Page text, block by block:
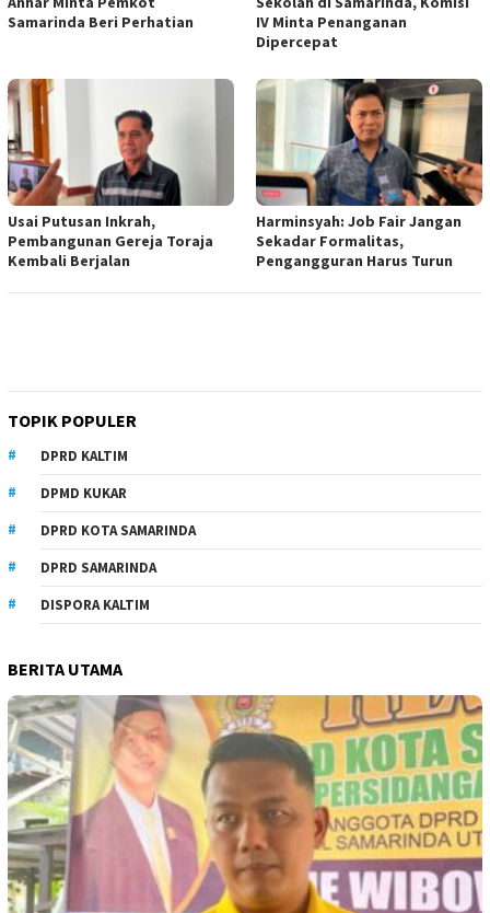
Samarinda Beri Perhatian
IV Minta Penanganan
Dipercepat
Usai Putusan Inkrah,
Pembangunan Gereja Toraja
Kembali Berjalan
Harminsyah: Job Fair Jangan
Sekadar Formalitas,
Pengangguran Harus Turun
TOPIK POPULER
DPRD KALTIM
DPMD KUKAR
DPRD KOTA SAMARINDA
DPRD SAMARINDA
DISPORA KALTIM
BERITA UTAMA